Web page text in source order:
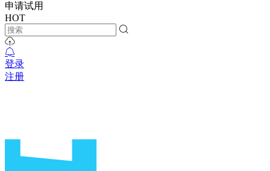
申请试用
HOT
登录
注册